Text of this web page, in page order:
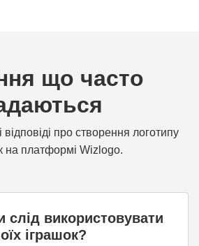
що часто
про створення логотипу
на платформі Wizlogo.
слід використовувати
іграшок?